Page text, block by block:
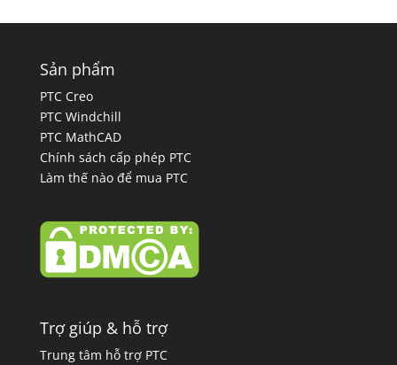
Sản phẩm
PTC Creo
PTC Windchill
PTC MathCAD
Chính sách cấp phép PTC
Làm thế nào để mua PTC
Trợ giúp & hỗ trợ
Trung tâm hỗ trợ PTC